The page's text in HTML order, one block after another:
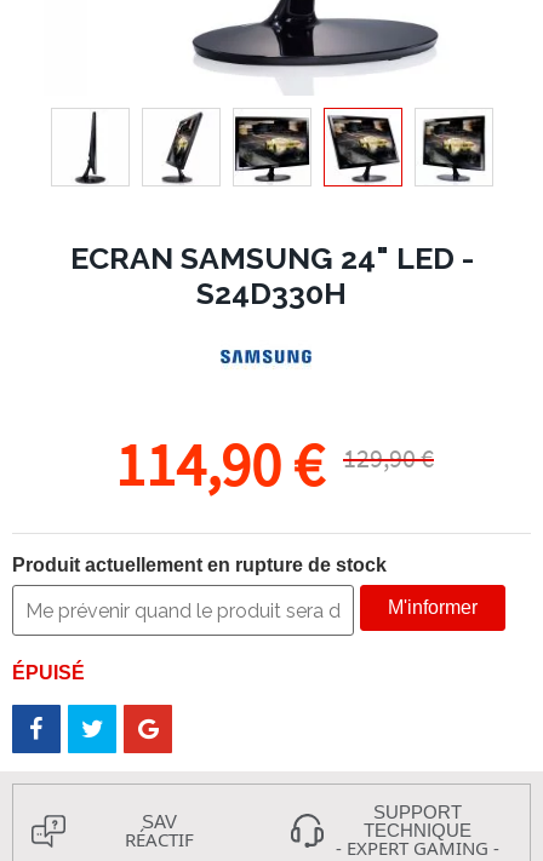
ECRAN SAMSUNG 24" LED -
S24D330H
114,90 € 129,90 €
Produit actuellement en rupture de stock
M'informer
ÉPUISÉ
SAV
RÉACTIF
SUPPORT
TECHNIQUE
- EXPERT GAMING -